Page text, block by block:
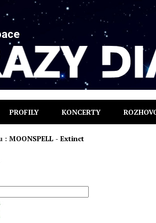
PROFILY KONCERTY
: MOONSPELL - Extinct